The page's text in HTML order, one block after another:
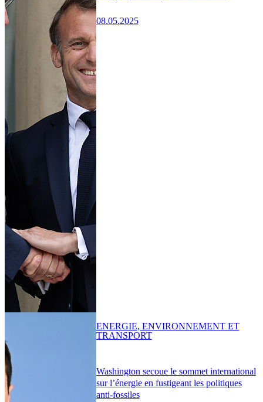
08.05.2025
Washington secoue le sommet international
sur l’énergie en fustigeant les politiques
anti-fossiles
ENERGIE, ENVIRONNEMENT ET
TRANSPORT